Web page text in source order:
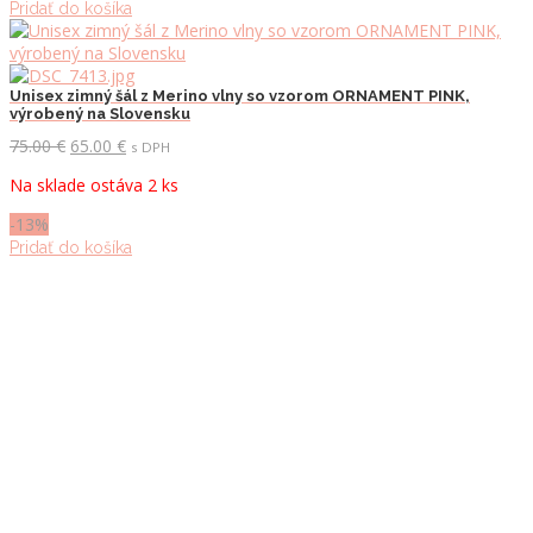
Pridať do košíka
Unisex zimný šál z Merino vlny so vzorom ORNAMENT PINK,
výrobený na Slovensku
75.00€ Pôvodná
bola:
65.00 €Aktuálna
je:
s DPH
Na sklade ostáva 2 ks
-13%
Pridať do košíka